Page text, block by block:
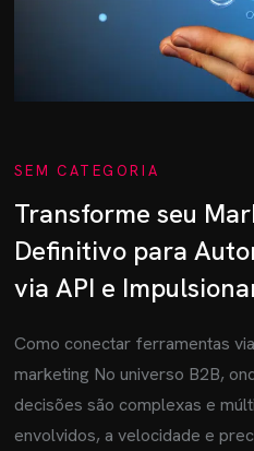
SEM CATEGORIA
Transforme seu
Definitivo para
via API e
Como conectar ferramentas
marketing No universo B2B,
decisões são complexas e
envolvidos, a velocidade e